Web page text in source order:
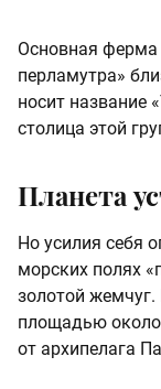
Основная
перламутра»
носит название
столица этой
Планета
Но усилия себя
морских полях
золотой
площадью около
от архипелага